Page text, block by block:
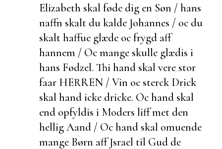
Elizabeth skal føde dig en Søn / hans
naffn skalt du kalde Johannes / oc du
skalt haffue glæde oc frygd aff
hannem / Oc mange skulle glædis i
hans Fødzel. Thi hand skal vere stor
faar HERREN / Vin oc sterck Drick
skal hand icke dricke. Oc hand skal
end opfyldis i Moders liff met den
hellig Aand / Oc hand skal omuende
mange Børn aff Jsrael til Gud de